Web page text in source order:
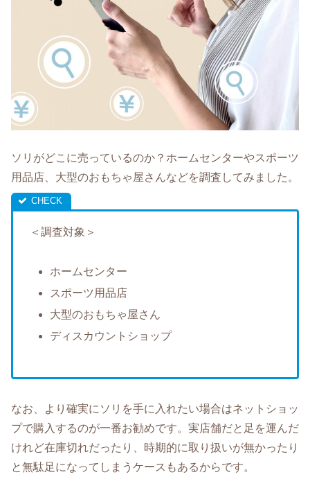
ソリがどこに売っているのか？ホームセンターやスポーツ
用品店、大型のおもちゃ屋さんなどを調査してみました。
＜調査対象＞
ホームセンター
スポーツ用品店
大型のおもちゃ屋さん
ディスカウントショップ
なお、より確実にソリを手に入れたい場合はネットショッ
プで購入するのが一番お勧めです。実店舗だと足を運んだ
けれど在庫切れだったり、時期的に取り扱いが無かったり
と無駄足になってしまうケースもあるからです。